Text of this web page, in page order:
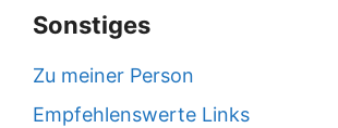
Sonstiges
Zu meiner Person
Empfehlenswerte Links